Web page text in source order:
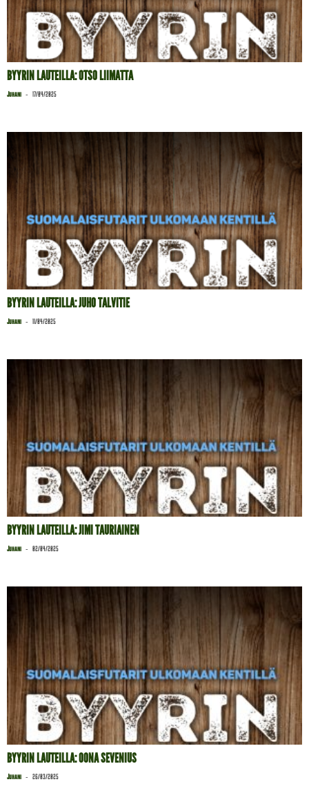
BYYRIN LAUTEILLA: OTSO LIIMATTA
Juhani - 17/04/2025
BYYRIN LAUTEILLA: JUHO TALVITIE
Juhani - 11/04/2025
BYYRIN LAUTEILLA: JIMI TAURIAINEN
Juhani - 02/04/2025
BYYRIN LAUTEILLA: OONA SEVENIUS
Juhani - 26/03/2025